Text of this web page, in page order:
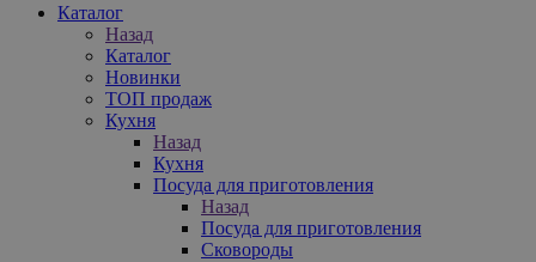
Каталог
Назад
Каталог
Новинки
ТОП продаж
Кухня
Назад
Кухня
Посуда для приготовления
Назад
Посуда для приготовления
Сковороды